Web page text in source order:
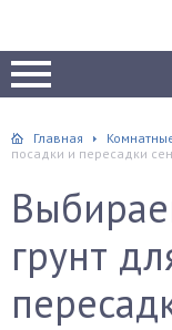
Главная
посадки и пересадки
грунт